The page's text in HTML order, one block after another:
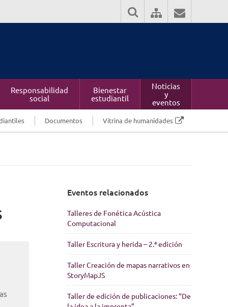
Responsabilidad
social
Bienestar
estudiantil
Noticias
y
eventos
Documentos Vitrina de humanidades
Eventos relacionados
Talleres de Fonética Acústica
Computacional
Taller Escritura y herida – 2.ª edición
Taller Creación de mapas narrativos en
StoryMapJS
Taller de edición de publicaciones: “De